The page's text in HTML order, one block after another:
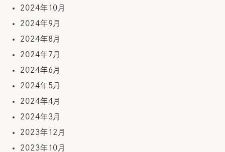
2024年10月
2024年9月
2024年8月
2024年7月
2024年6月
2024年5月
2024年4月
2024年3月
2023年12月
2023年10月